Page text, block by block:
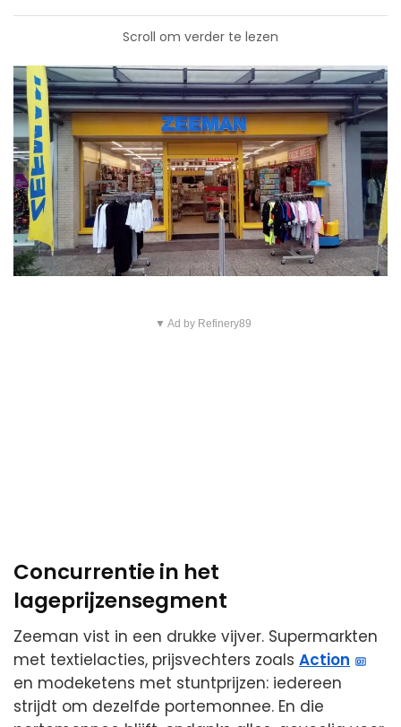
Scroll om verder te lezen
▼ Ad by Refinery89
Concurrentie in het
lageprijzensegment
Zeeman vist in een drukke vijver. Supermarkten
met textielacties, prijsvechters zoals Action
en modeketens met stuntprijzen: iedereen
strijdt om dezelfde portemonnee. En die